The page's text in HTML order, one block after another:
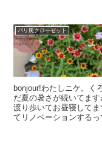
パリ風クローゼット
bonjour!わたしニケ。く
だ夏の暑さが続いてま
渡り歩いてお昼寝して
てリノベーションする